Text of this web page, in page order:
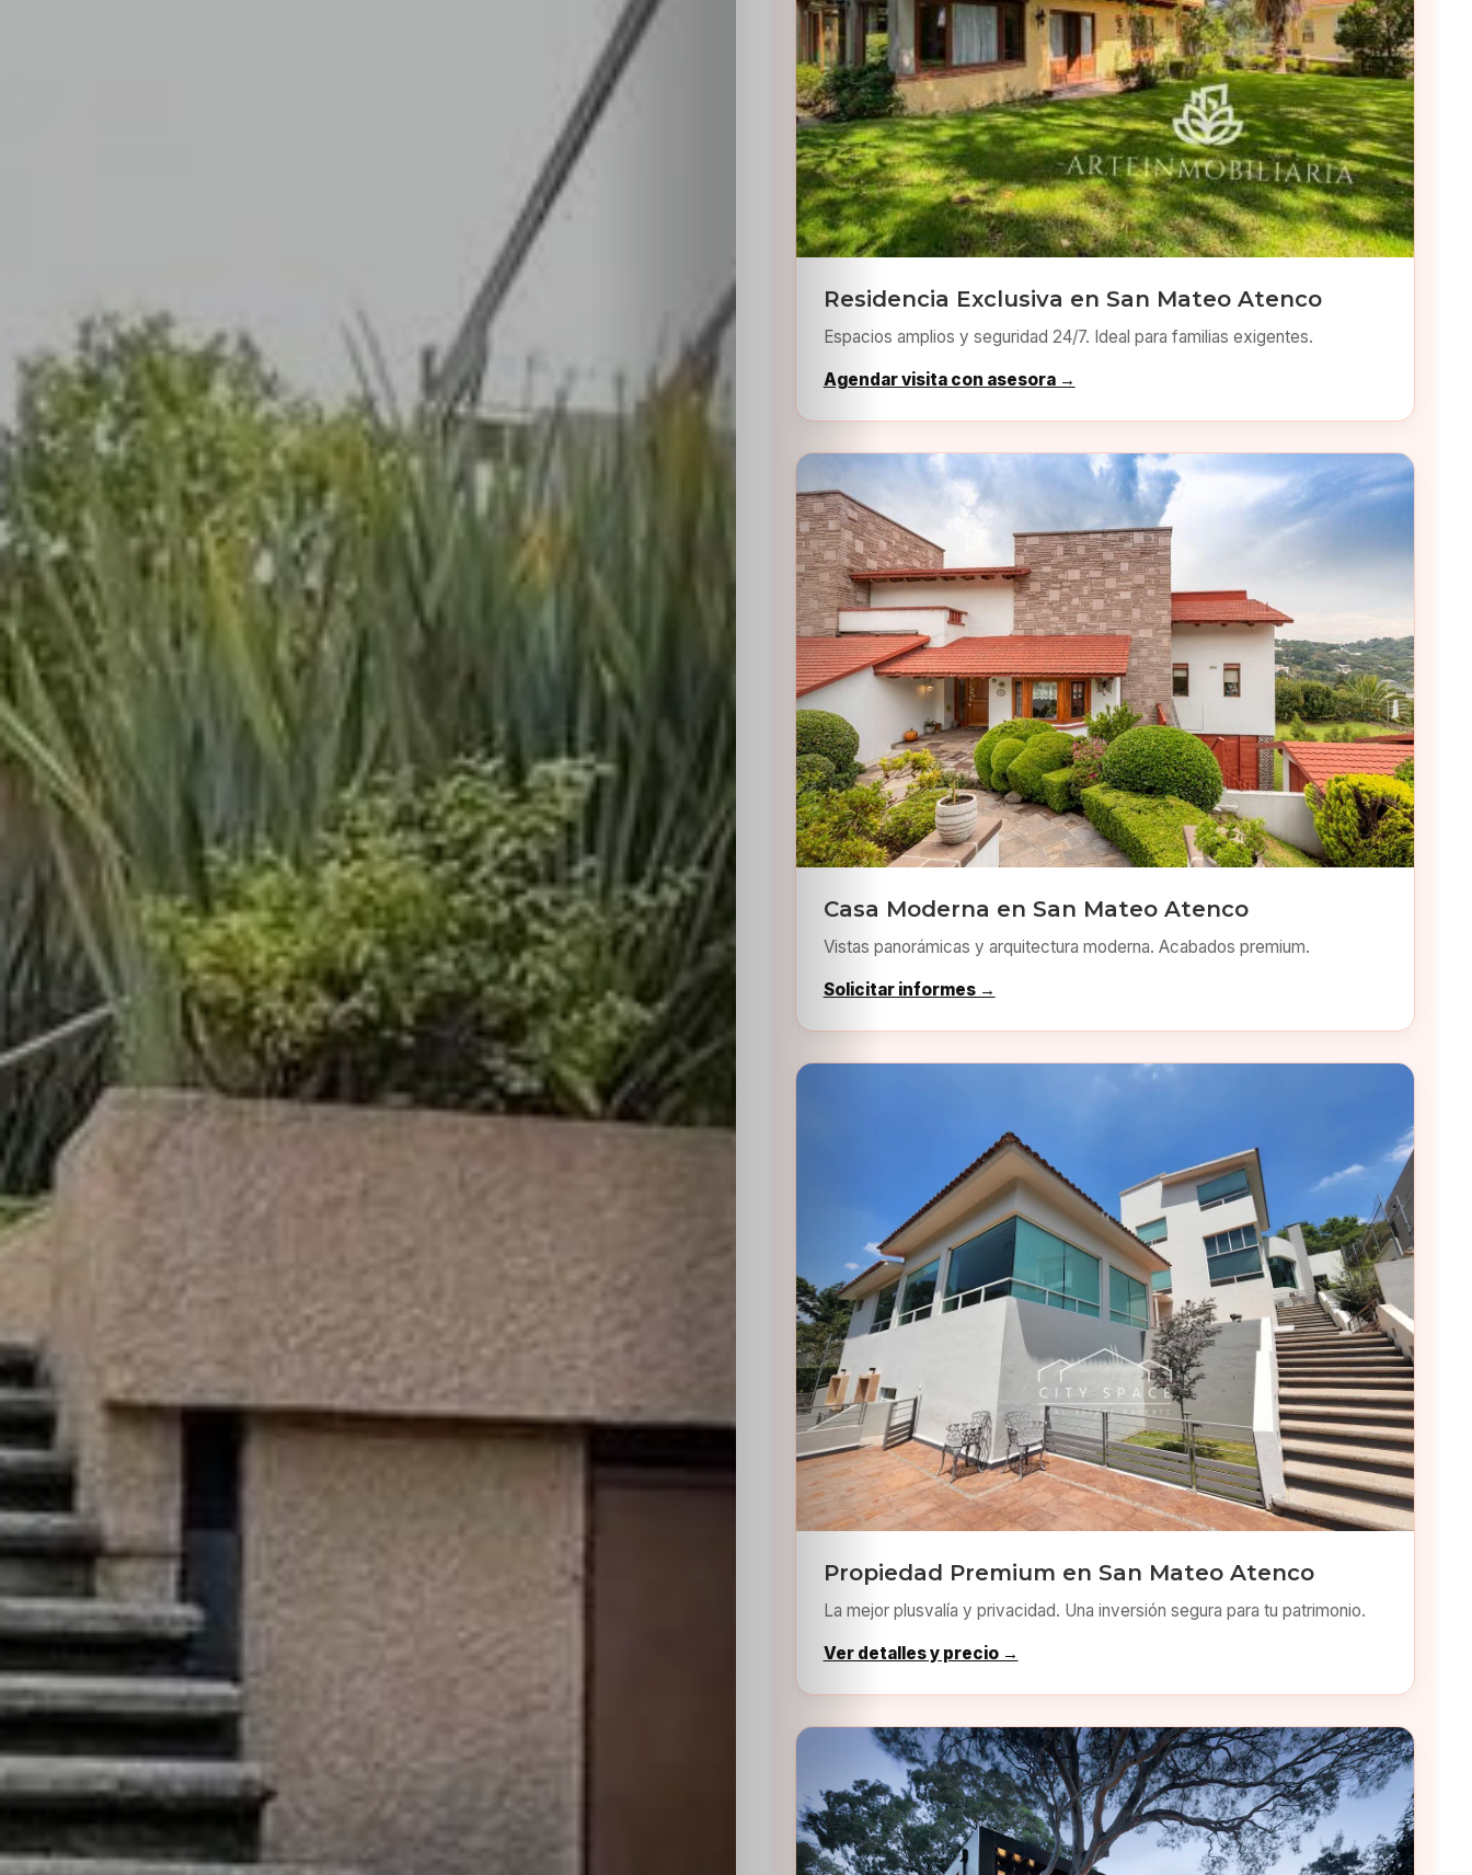
Inicio
Casting
Bershka
Casting
Sabritas
Casting
HolliKids
Contacto
Residencia Exclusiva en San Mateo Atenco
Espacios amplios y seguridad 24/7. Ideal para familias exigentes.
Agendar visita con asesora →
Casa Moderna en San Mateo Atenco
Vistas panorámicas y arquitectura moderna. Acabados premium.
Solicitar informes →
Propiedad Premium en San Mateo Atenco
La mejor plusvalía y privacidad. Una inversión segura para tu patrimonio.
Ver detalles y precio →